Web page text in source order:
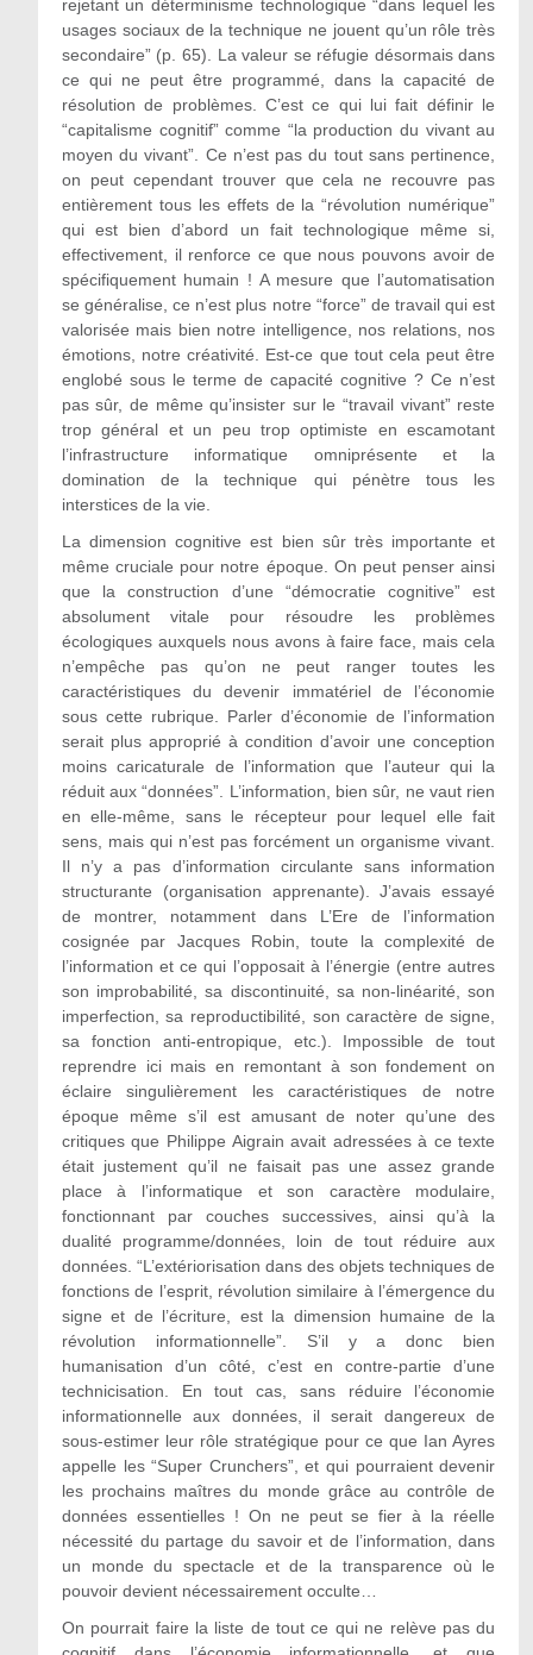
rejetant un déterminisme technologique “dans lequel les
usages sociaux de la technique ne jouent qu’un rôle très
secondaire” (p. 65). La valeur se réfugie désormais dans
ce qui ne peut être programmé, dans la capacité de
résolution de problèmes. C’est ce qui lui fait définir le
“capitalisme cognitif” comme “la production du vivant au
moyen du vivant”. Ce n’est pas du tout sans pertinence,
on peut cependant trouver que cela ne recouvre pas
entièrement tous les effets de la “révolution numérique”
qui est bien d’abord un fait technologique même si,
effectivement, il renforce ce que nous pouvons avoir de
spécifiquement humain ! A mesure que l’automatisation
se généralise, ce n’est plus notre “force” de travail qui est
valorisée mais bien notre intelligence, nos relations, nos
émotions, notre créativité. Est-ce que tout cela peut être
englobé sous le terme de capacité cognitive ? Ce n’est
pas sûr, de même qu’insister sur le “travail vivant” reste
trop général et un peu trop optimiste en escamotant
l’infrastructure informatique omniprésente et la
domination de la technique qui pénètre tous les
interstices de la vie.
La dimension cognitive est bien sûr très importante et
même cruciale pour notre époque. On peut penser ainsi
que la construction d’une “démocratie cognitive” est
absolument vitale pour résoudre les problèmes
écologiques auxquels nous avons à faire face, mais cela
n’empêche pas qu’on ne peut ranger toutes les
caractéristiques du devenir immatériel de l’économie
sous cette rubrique. Parler d’économie de l’information
serait plus approprié à condition d’avoir une conception
moins caricaturale de l’information que l’auteur qui la
réduit aux “données”. L’information, bien sûr, ne vaut rien
en elle-même, sans le récepteur pour lequel elle fait
sens, mais qui n’est pas forcément un organisme vivant.
Il n’y a pas d’information circulante sans information
structurante (organisation apprenante). J’avais essayé
de montrer, notamment dans L’Ere de l’information
cosignée par Jacques Robin, toute la complexité de
l’information et ce qui l’opposait à l’énergie (entre autres
son improbabilité, sa discontinuité, sa non-linéarité, son
imperfection, sa reproductibilité, son caractère de signe,
sa fonction anti-entropique, etc.). Impossible de tout
reprendre ici mais en remontant à son fondement on
éclaire singulièrement les caractéristiques de notre
époque même s’il est amusant de noter qu’une des
critiques que Philippe Aigrain avait adressées à ce texte
était justement qu’il ne faisait pas une assez grande
place à l’informatique et son caractère modulaire,
fonctionnant par couches successives, ainsi qu’à la
dualité programme/données, loin de tout réduire aux
données. “L’extériorisation dans des objets techniques de
fonctions de l’esprit, révolution similaire à l’émergence du
signe et de l’écriture, est la dimension humaine de la
révolution informationnelle”. S’il y a donc bien
humanisation d’un côté, c’est en contre-partie d’une
technicisation. En tout cas, sans réduire l’économie
informationnelle aux données, il serait dangereux de
sous-estimer leur rôle stratégique pour ce que Ian Ayres
appelle les “Super Crunchers”, et qui pourraient devenir
les prochains maîtres du monde grâce au contrôle de
données essentielles ! On ne peut se fier à la réelle
nécessité du partage du savoir et de l’information, dans
un monde du spectacle et de la transparence où le
pouvoir devient nécessairement occulte…
On pourrait faire la liste de tout ce qui ne relève pas du